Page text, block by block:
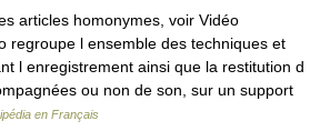
articles homonymes, voir Vidéo
regroupe l ensemble des techniques et
l enregistrement ainsi que la restitution d
ou non de son, sur un support
en Français